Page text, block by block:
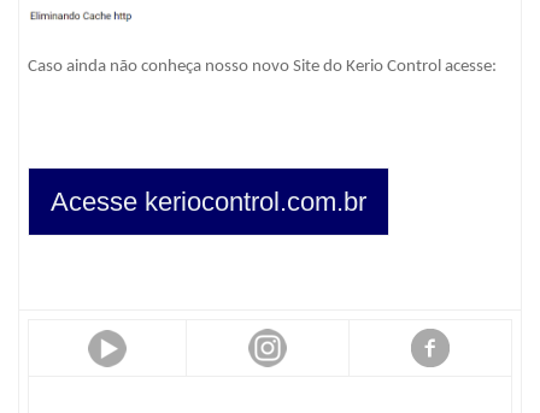
Caso ainda não conheça nosso novo Site do Kerio Control acesse:
Acesse keriocontrol.com.br